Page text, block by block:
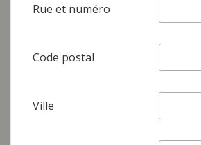
Rue et numéro
Code postal
Ville